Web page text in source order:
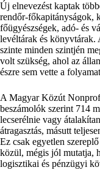
Új elnevezést kaptak
rendőr-főkapitányságok,
főügyészségek, adó- és
levéltárak és könyvtárak.
szinte minden szintjén
volt szükség, ahol az
észre sem vette a
A Magyar Közút
beszámolók szerint 714
lecserélnie vagy
átragasztás, másutt
Ez csak egyetlen
közül, mégis jól mutatja,
logisztikai és pénzügyi